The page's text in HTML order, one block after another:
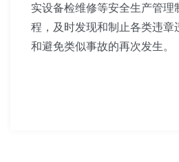
实设备检维修等安全生产管理
程，及时发现和制止各类违章
和避免类似事故的再次发生。